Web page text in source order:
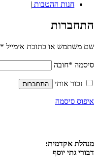
חנות ההטבות |
התחברות
שם משתמש או כתובת אימייל *
סיסמה *חובה
זכור אותי התחברות
איפוס סיסמה
מנהלת אקדמית:
דבורי גתי יוסף